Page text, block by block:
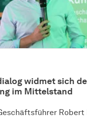
widmet sich
im Mittelstand
Robert